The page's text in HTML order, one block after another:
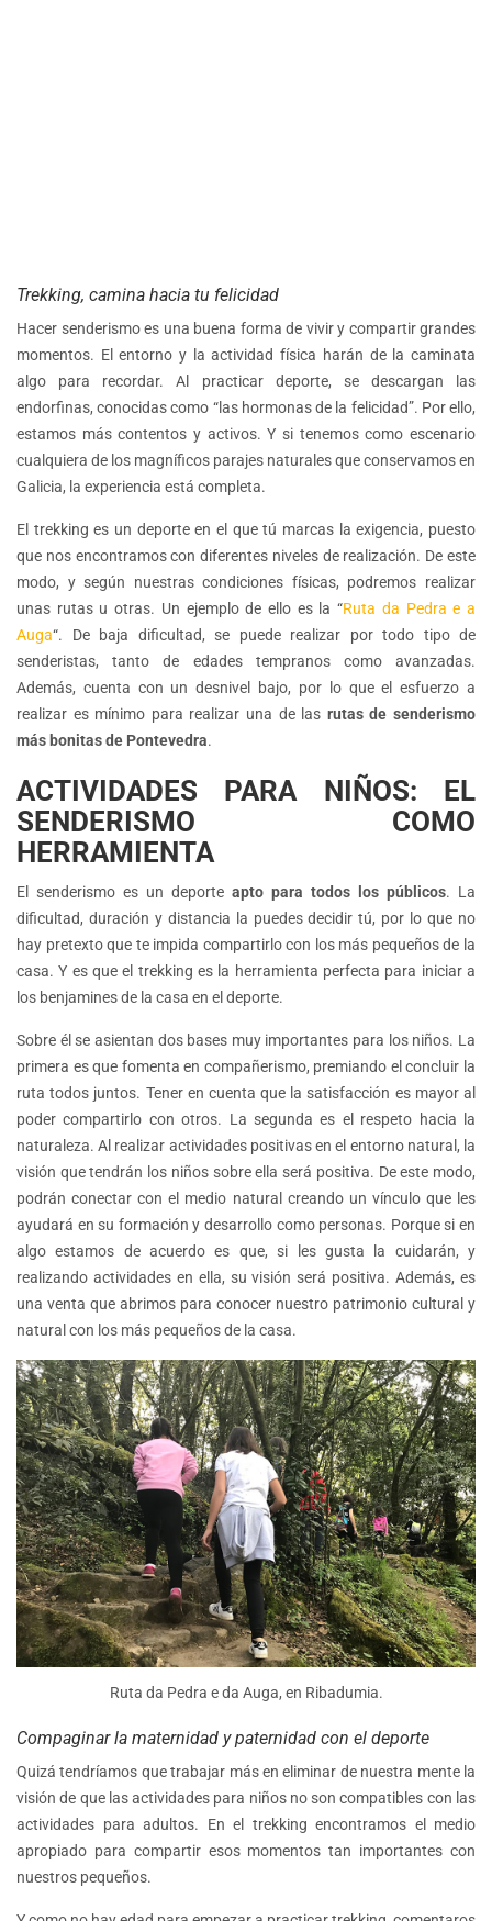
Trekking, camina hacia tu felicidad
Hacer senderismo es una buena forma de vivir y compartir grandes
momentos. El entorno y la actividad física harán de la caminata
algo para recordar. Al practicar deporte, se descargan las
endorfinas, conocidas como “las hormonas de la felicidad”. Por ello,
estamos más contentos y activos. Y si tenemos como escenario
cualquiera de los magníficos parajes naturales que conservamos en
Galicia, la experiencia está completa.
El trekking es un deporte en el que tú marcas la exigencia, puesto
que nos encontramos con diferentes niveles de realización. De este
modo, y según nuestras condiciones físicas, podremos realizar
unas rutas u otras. Un ejemplo de ello es la “Ruta da Pedra e a
Auga“. De baja dificultad, se puede realizar por todo tipo de
senderistas, tanto de edades tempranos como avanzadas.
Además, cuenta con un desnivel bajo, por lo que el esfuerzo a
realizar es mínimo para realizar una de las rutas de senderismo
más bonitas de Pontevedra.
ACTIVIDADES PARA NIÑOS: EL
SENDERISMO COMO
HERRAMIENTA
El senderismo es un deporte apto para todos los públicos. La
dificultad, duración y distancia la puedes decidir tú, por lo que no
hay pretexto que te impida compartirlo con los más pequeños de la
casa. Y es que el trekking es la herramienta perfecta para iniciar a
los benjamines de la casa en el deporte.
Sobre él se asientan dos bases muy importantes para los niños. La
primera es que fomenta en compañerismo, premiando el concluir la
ruta todos juntos. Tener en cuenta que la satisfacción es mayor al
poder compartirlo con otros. La segunda es el respeto hacia la
naturaleza. Al realizar actividades positivas en el entorno natural, la
visión que tendrán los niños sobre ella será positiva. De este modo,
podrán conectar con el medio natural creando un vínculo que les
ayudará en su formación y desarrollo como personas. Porque si en
algo estamos de acuerdo es que, si les gusta la cuidarán, y
realizando actividades en ella, su visión será positiva. Además, es
una venta que abrimos para conocer nuestro patrimonio cultural y
natural con los más pequeños de la casa.
Ruta da Pedra e da Auga, en Ribadumia.
Compaginar la maternidad y paternidad con el deporte
Quizá tendríamos que trabajar más en eliminar de nuestra mente la
visión de que las actividades para niños no son compatibles con las
actividades para adultos. En el trekking encontramos el medio
apropiado para compartir esos momentos tan importantes con
nuestros pequeños.